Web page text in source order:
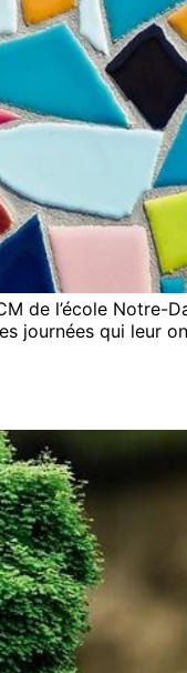
de l’école Notre-
journées qui leur